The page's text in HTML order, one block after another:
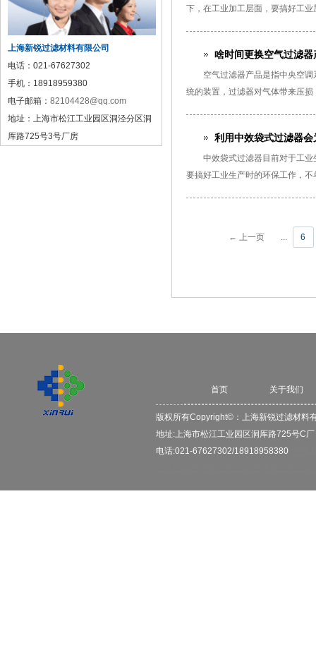
上海新锐过滤材料有限公司
电话： 021-67627302
手机： 18918959380
电子邮箱： 82104428@qq.com
地址：
上海市松江工业园区洞泾分区洞
厍路725号3号厂房
下，在工业加工层面，要搞好工
啥时间更换空气过滤器
空气过滤器产品是指中央空
统的装置，过滤器对气体带来压
利用中效袋式过滤器
中效袋式过滤器目前对于工
要搞好工业生产时的环保工作，
← 上一页 ... 6
首页 关于我们
版权所有Copyright©： 上海新锐过滤材料
地址:上海市松江工业园区洞厍路725号C厂
电话:021-67627302/18918958380